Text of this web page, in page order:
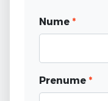
Nume *
Prenume *